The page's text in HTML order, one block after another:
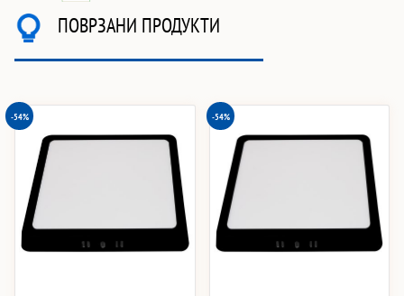
ПОВРЗАНИ ПРОДУКТИ
-54% -54%